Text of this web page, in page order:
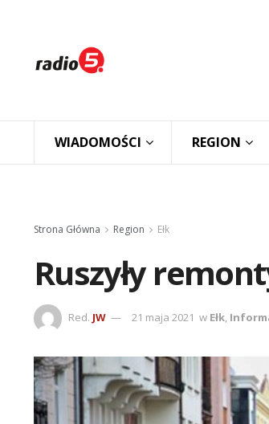
WIADOMOŚCI REGION
Strona Główna Region Ełk
Ruszyły
Red. JW 21 maja 2021 w Ełk,